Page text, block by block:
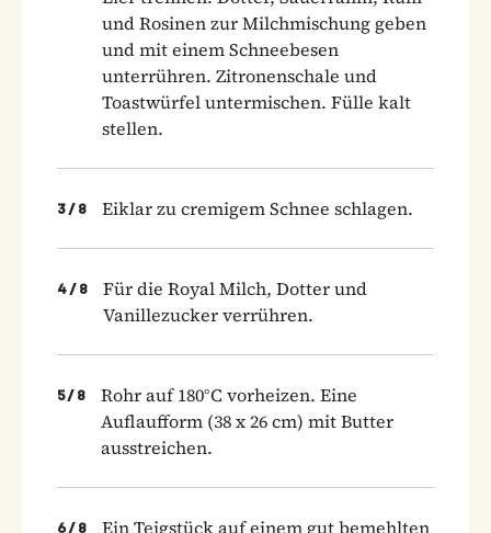
und Rosinen zur Milchmischung geben
und mit einem Schneebesen
unterrühren. Zitronenschale und
Toastwürfel untermischen. Fülle kalt
stellen.
3 / 8 Eiklar zu cremigem Schnee schlagen.
4 / 8
Für die Royal Milch, Dotter und
Vanillezucker verrühren.
5/ 8
Rohr auf 180°C vorheizen. Eine
Auflaufform (38 x 26 cm) mit Butter
ausstreichen.
6/ 8
Ein Teigstück auf einem gut bemehlten